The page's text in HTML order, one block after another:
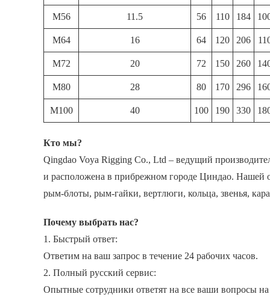
M56 11.5 56 110 184
M64 16 64 120 206
M72 20 72 150 260
M80 28 80 170 296
M100 40 100 190 330
Кто мы?
Qingdao Voya Rigging Co., Ltd – ведущий
и расположена в прибрежном городе Циндао. Нашей
рым-блоты, рым-гайки, вертлюги, кольца, звенья,
Почему выбрать нас?
1. Быстрый ответ:
Ответим на ваш запрос в течение 24 рабочих часов.
2. Полный русский сервис:
Опытные сотрудники ответят на все ваши вопросы